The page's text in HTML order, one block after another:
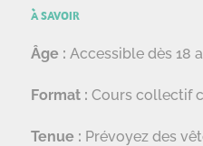
À SAVOIR
Âge : Accessible dès 18
Format : Cours collectif
Tenue : Prévoyez des